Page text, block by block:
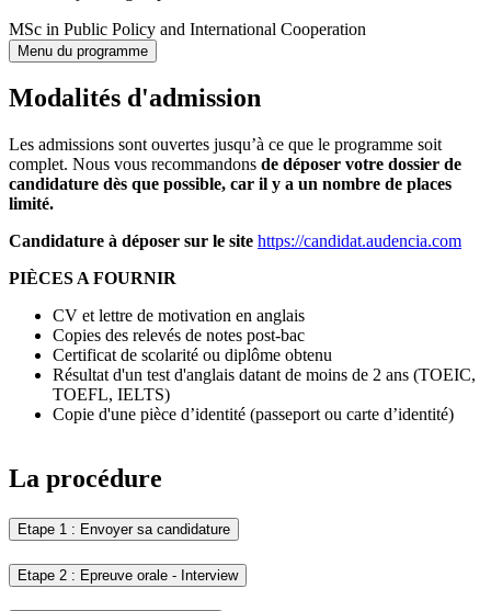
MSc in Public Policy and International Cooperation
Menu du programme
Modalités d'admission
Les admissions sont ouvertes jusqu’à ce que le programme soit
complet. Nous vous recommandons de déposer votre dossier de
candidature dès que possible, car il y a un nombre de places
limité.
Candidature à déposer sur le site https://candidat.audencia.com
PIÈCES A FOURNIR
CV et lettre de motivation en anglais
Copies des relevés de notes post-bac
Certificat de scolarité ou diplôme obtenu
Résultat d'un test d'anglais datant de moins de 2 ans (TOEIC,
TOEFL, IELTS)
Copie d'une pièce d’identité (passeport ou carte d’identité)
La procédure
Etape 1 : Envoyer sa candidature
Etape 2 : Epreuve orale - Interview